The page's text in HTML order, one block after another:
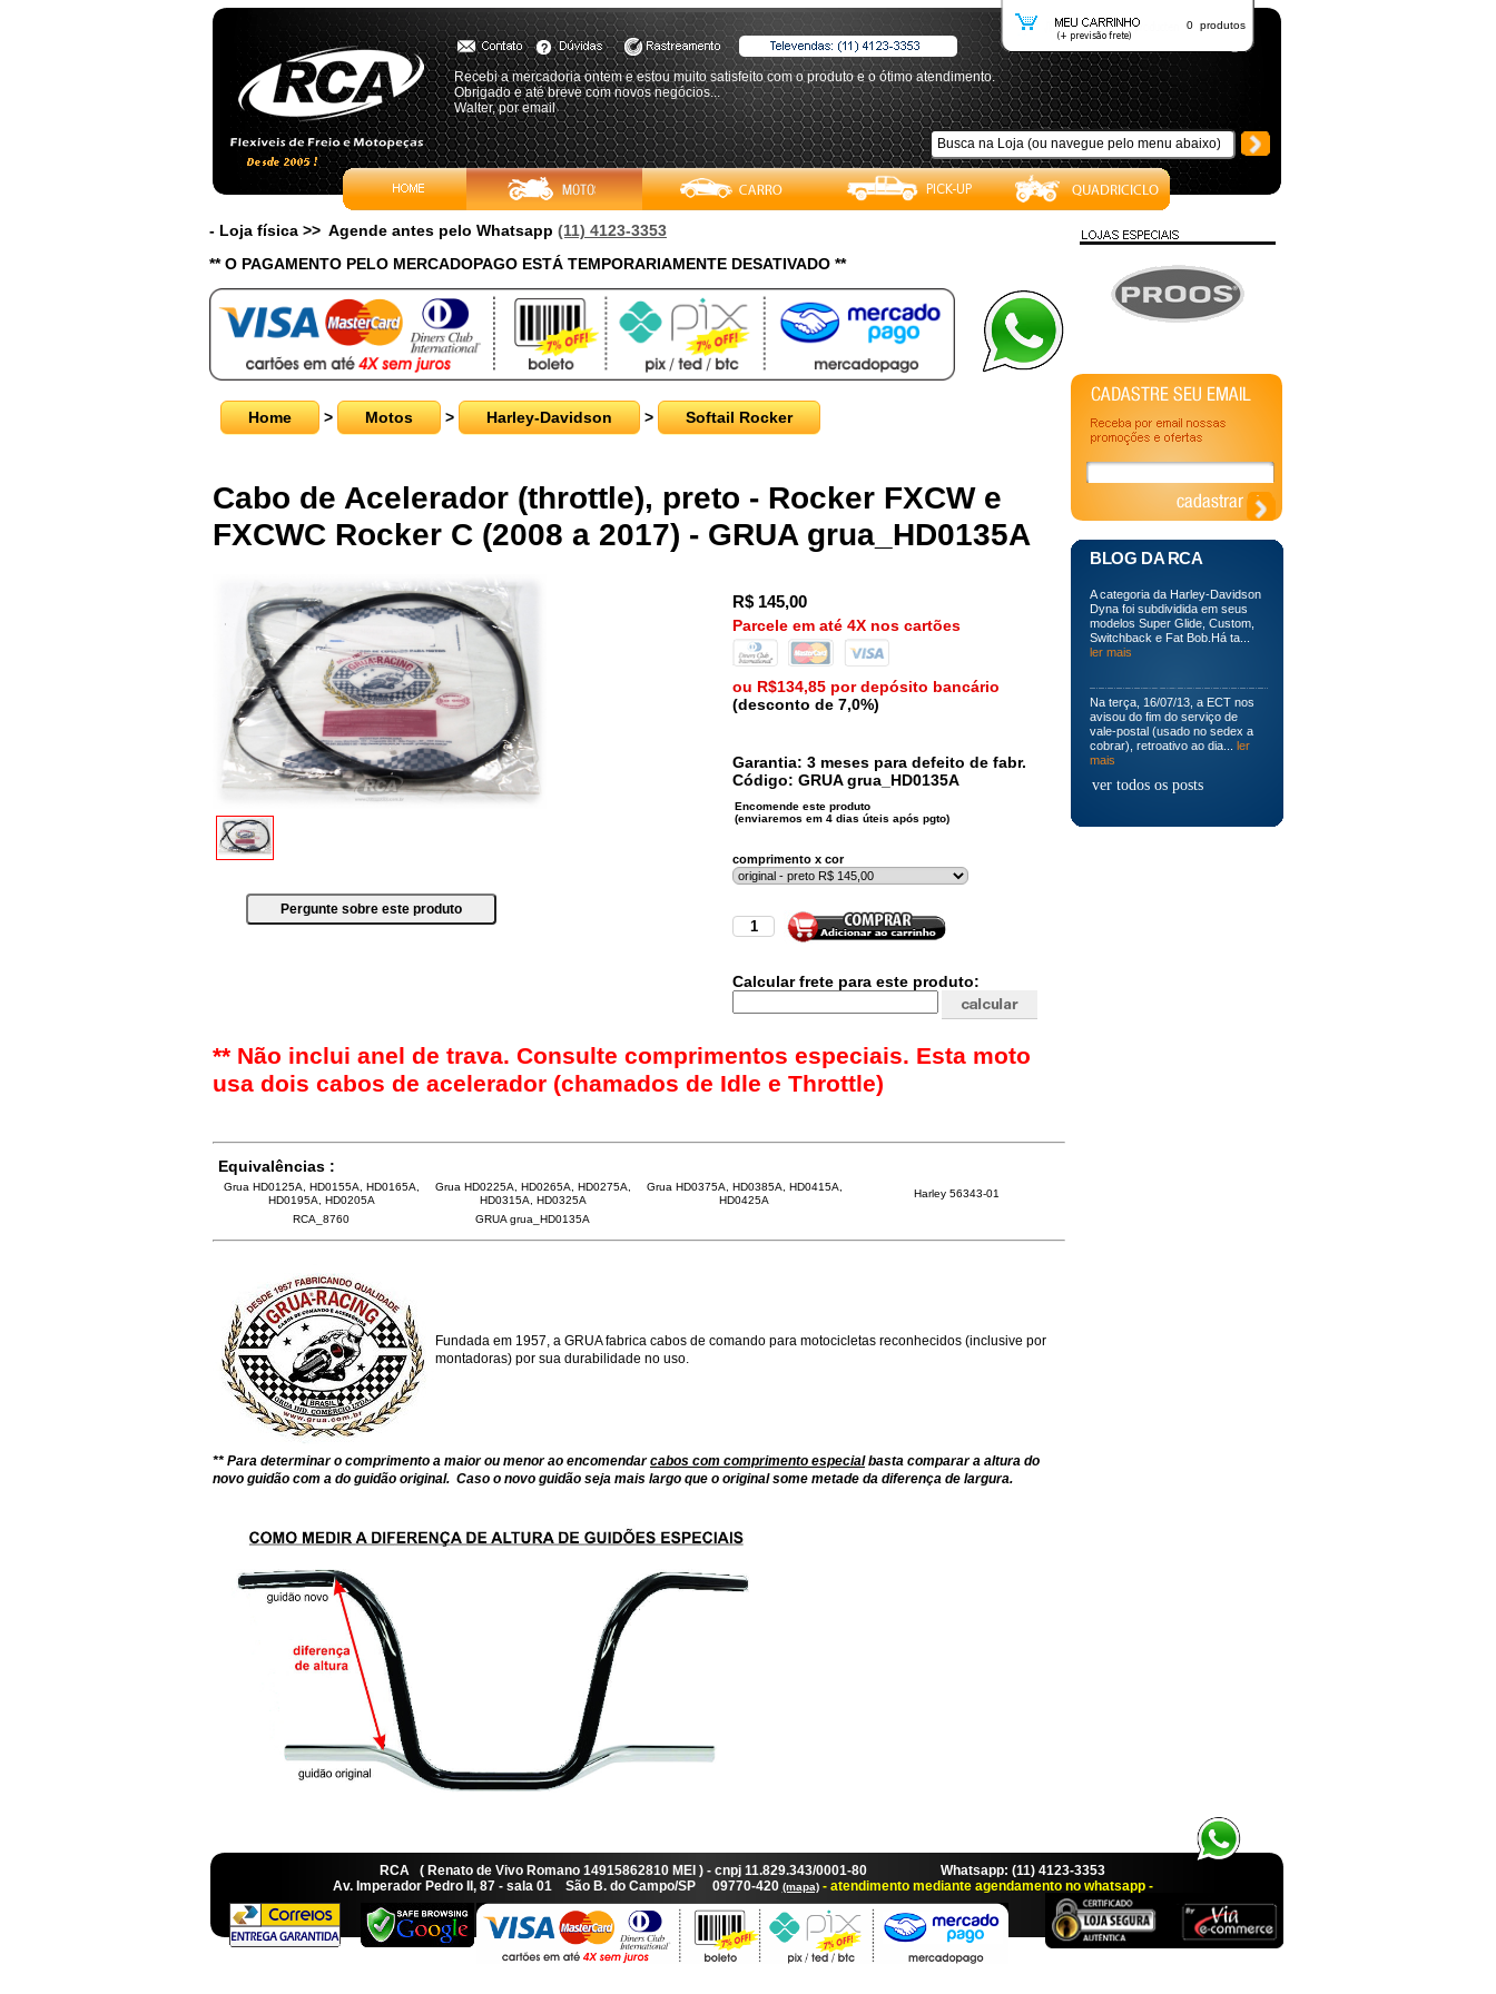
0 produtos
Recebi a mercadoria ontem e estou muito satisfeito com o produto e o ótimo atendimento.
Obrigado e até breve com novos negócios...
Walter, por email
- Loja física >> Agende antes pelo Whatsapp (11) 4123-3353
** O PAGAMENTO PELO MERCADOPAGO ESTÁ TEMPORARIAMENTE DESATIVADO **
Home > Motos > Harley-Davidson > Softail Rocker
Cabo de Acelerador (throttle), preto - Rocker FXCW e
FXCWC Rocker C (2008 a 2017) - GRUA grua_HD0135A
R$ 145,00
Parcele em até 4X nos cartões
ou R$134,85 por depósito bancário
(desconto de 7,0%)
Garantia: 3 meses para defeito de fabr.
Código:GRUAgrua_HD0135A
comprimento x cor
Calcular frete para este produto:
** Não inclui anel de trava. Consulte comprimentos especiais. Esta moto
usa dois cabos de acelerador (chamados de Idle e Throttle)
Equivalências :
Grua HD0125A, HD0155A, HD0165A,
HD0195A, HD0205A
Grua HD0225A, HD0265A, HD0275A,
HD0315A, HD0325A
Grua HD0375A, HD0385A, HD0415A,
HD0425A
Harley 56343-01
RCA_8760 GRUA grua_HD0135A
Fundada em 1957, a GRUA fabrica cabos de comando para motocicletas reconhecidos (inclusive por
montadoras) por sua durabilidade no uso.
** Para determinar o comprimento a maior ou menor ao encomendarcabos com comprimento especialbasta comparar a altura do
novo guidão com a do guidão original. Caso o novo guidão seja mais largo que o original some metade da diferença de largura.
BLOG DA RCA
A categoria da Harley-Davidson
Dyna foi subdividida em seus
modelos Super Glide, Custom,
Switchback e Fat Bob.Há ta...
ler mais
Na terça, 16/07/13, a ECT nos
avisou do fim do serviço de
vale-postal (usado no sedex a
cobrar), retroativo ao dia... ler
mais
ver todos os posts
RCA ( Renato de Vivo Romano 14915862810 MEI ) - cnpj 11.829.343/0001-80 Whatsapp: (11) 4123-3353
Av. Imperador Pedro II, 87 - sala 01 São B. do Campo/SP 09770-420 (mapa) - atendimento mediante agendamento no whatsapp -